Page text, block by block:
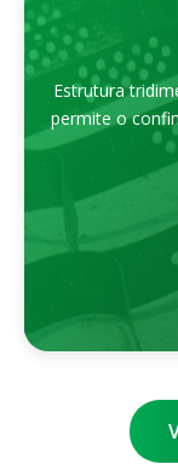
Estrutura
permite o